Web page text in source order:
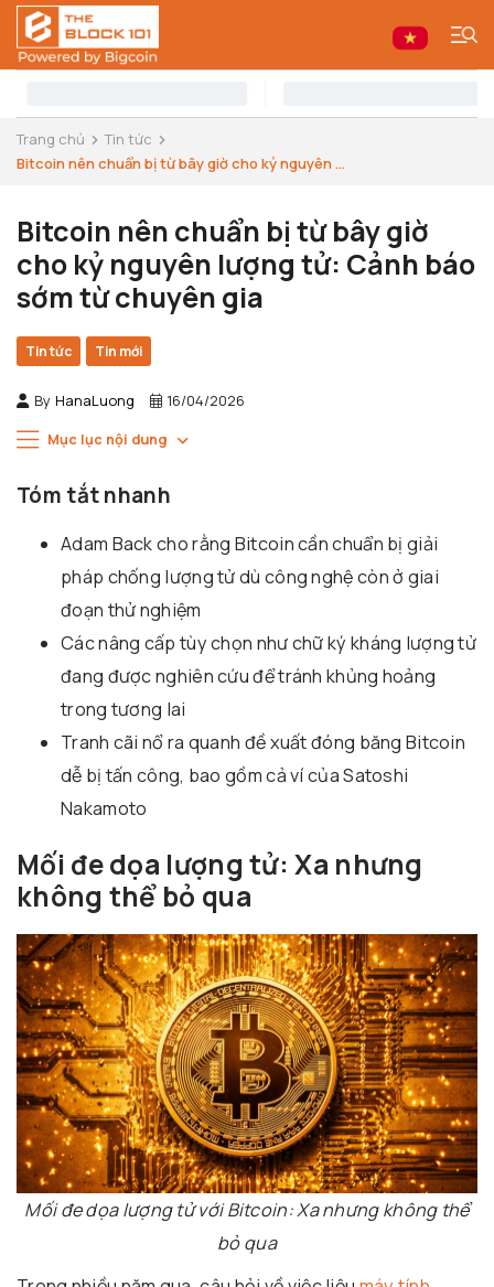
Trang chủ
Tin tức
Bitcoin nên chuẩn bị từ bây giờ cho kỷ nguyên ...
Bitcoin nên chuẩn bị từ bây giờ
cho kỷ nguyên lượng tử: Cảnh báo
sớm từ chuyên gia
Tin tức Tin mới
By HanaLuong 16/04/2026
Mục lục nội dung
Tóm tắt nhanh
Adam Backcho rằng Bitcoin cần chuẩn bị giải
pháp chống lượng tử dù công nghệ còn ở giai
đoạn thử nghiệm
Các nâng cấp tùy chọn như chữ ký kháng lượng tử
đang được nghiên cứu để tránh khủng hoảng
trong tương lai
Tranh cãi nổ ra quanh đề xuất đóng băng Bitcoin
dễ bị tấn công, bao gồm cả ví củaSatoshi
Nakamoto
Mối đe dọa lượng tử: Xa nhưng
không thể bỏ qua
Mối đe dọa lượng tử với Bitcoin: Xa nhưng không thể
bỏ qua